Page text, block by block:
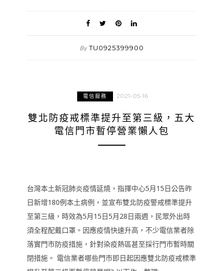
By TU0925399900
電信服務 2021-05-16
雙北防疫戒標準提升至第三級，五大
電信門市暫停營業懶人包
台灣本土新冠肺炎疫情延燒，指揮中心5月15日公告昨
日新增180例本土病例，並宣布雙北防疫警戒標準提升
至第三級，時效為5月15日5月28日兩週，民眾外出時
須全程配戴口罩。因應疫情快速升高，不少電信業者除
落實門市防疫措施，針對染疫熱區甚至採行門市暫時關
閉措施。 電信業者哪些門市即日起因應雙北防疫戒標準